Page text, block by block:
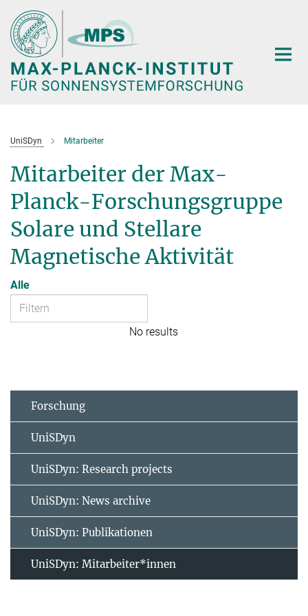
Hauptinhalt
UniSDyn Mitarbeiter
Mitarbeiter der Max-
Planck-Forschungsgruppe
Solare und Stellare
Magnetische Aktivität
Alle
No results
Forschung
UniSDyn
UniSDyn: Research projects
UniSDyn: News archive
UniSDyn: Publikationen
UniSDyn: Mitarbeiter*innen